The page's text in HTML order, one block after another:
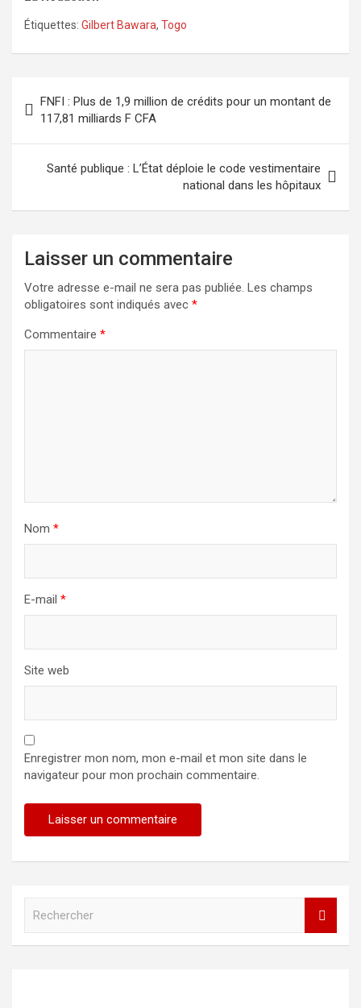
Étiquettes: Gilbert Bawara, Togo
de
l’article
FNFI : Plus de 1,9 million de crédits pour un montant de
117,81 milliards F CFA
Santé publique : L’État déploie le code vestimentaire
national dans les hôpitaux
Laisser un commentaire
Votre adresse e-mail ne sera pas publiée. Les champs
obligatoires sont indiqués avec *
Commentaire *
Nom *
E-mail *
Site web
Enregistrer mon nom, mon e-mail et mon site dans le
navigateur pour mon prochain commentaire.